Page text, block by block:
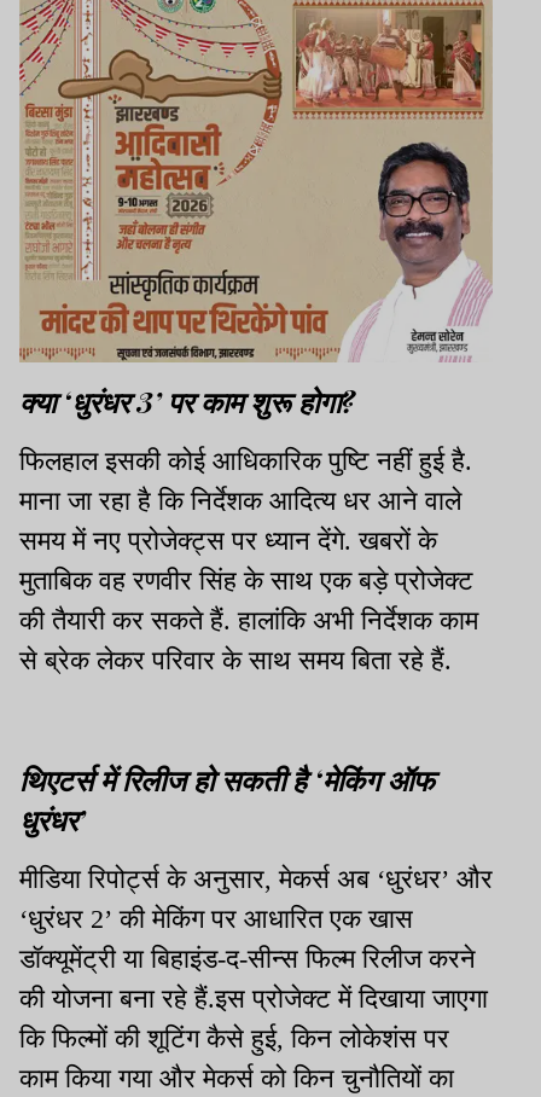
क्या ‘धुरंधर 3’ पर काम शुरू होगा?
फिलहाल इसकी कोई आधिकारिक पुष्टि नहीं हुई है.
माना जा रहा है कि निर्देशक आदित्य धर आने वाले
समय में नए प्रोजेक्ट्स पर ध्यान देंगे. खबरों के
मुताबिक वह रणवीर सिंह के साथ एक बड़े प्रोजेक्ट
की तैयारी कर सकते हैं. हालांकि अभी निर्देशक काम
से ब्रेक लेकर परिवार के साथ समय बिता रहे हैं.
थिएटर्स में रिलीज हो सकती है ‘मेकिंग ऑफ
धुरंधर’
मीडिया रिपोर्ट्स के अनुसार, मेकर्स अब ‘धुरंधर’ और
‘धुरंधर 2’ की मेकिंग पर आधारित एक खास
डॉक्यूमेंट्री या बिहाइंड-द-सीन्स फिल्म रिलीज करने
की योजना बना रहे हैं.इस प्रोजेक्ट में दिखाया जाएगा
कि फिल्मों की शूटिंग कैसे हुई, किन लोकेशंस पर
काम किया गया और मेकर्स को किन चुनौतियों का